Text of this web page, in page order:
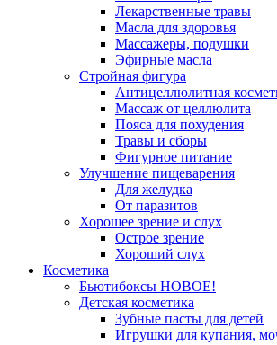
Лекарственные травы
Масла для здоровья
Массажеры, подушки
Эфирные масла
Стройная фигура
Антицеллюлитная
Массаж от целлюлита
Пояса для похудения
Травы и сборы
Фигурное питание
Улучшение пищеварения
Для желудка
От паразитов
Хорошее зрение и слух
Острое зрение
Хороший слух
Косметика
Бьютибоксы НОВОЕ!
Детская косметика
Зубные пасты для детей
Игрушки для купания,